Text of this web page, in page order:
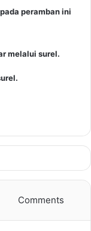
peramban ini
melalui surel.
Comments